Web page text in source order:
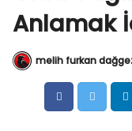
Anlamak
melih furkan